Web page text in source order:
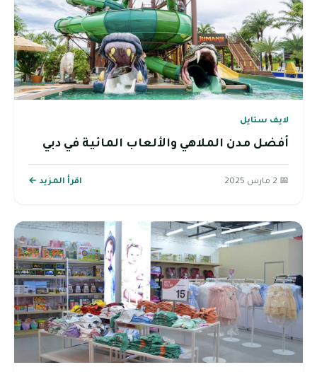
لايف ستايل
أفضل مدن الملاهي والألعاب المائية في دبي
📅 2 مارس 2025 اقرأ المزيد ←